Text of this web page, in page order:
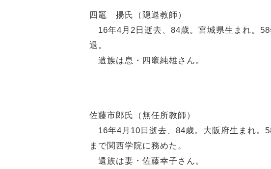
四竈 揚氏（隠退教師）
16年4月2日逝去、84歳。宮城県生まれ。
退。
遺族は息・四竈純雄さん。
佐藤市郎氏（無任所教師）
16年4月10日逝去、84歳。大阪府生まれ。
まで関西学院に務めた。
遺族は妻・佐藤幸子さん。